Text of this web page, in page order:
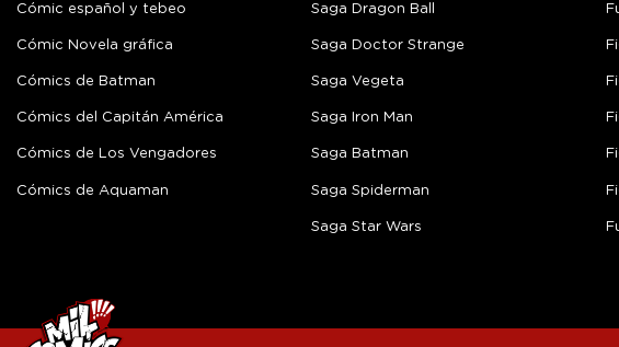
Cómic español y tebeo
Cómic Novela gráfica
Cómics de Batman
Cómics del Capitán América
Cómics de Los Vengadores
Cómics de Aquaman
Saga Dragon Ball
Saga Doctor Strange
Saga Vegeta
Saga Iron Man
Saga Batman
Saga Spiderman
Saga Star Wars